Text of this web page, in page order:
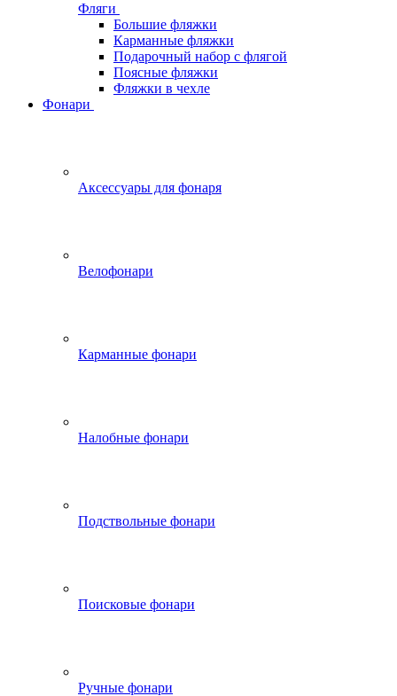
Фляги
Большие фляжки
Карманные фляжки
Подарочный набор с флягой
Поясные фляжки
Фляжки в чехле
Фонари
Аксессуары для фонаря
Велофонари
Карманные фонари
Налобные фонари
Подствольные фонари
Поисковые фонари
Ручные фонари